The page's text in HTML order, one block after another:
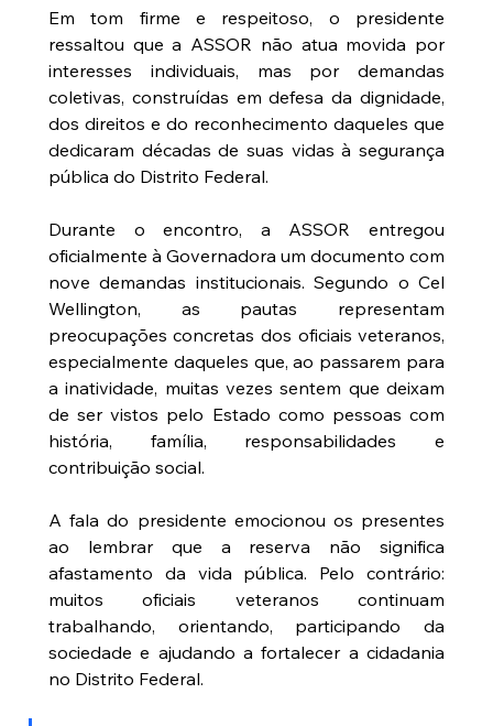
Em tom firme e respeitoso, o presidente
ressaltou que a ASSOR não atua movida por
interesses individuais, mas por demandas
coletivas, construídas em defesa da dignidade,
dos direitos e do reconhecimento daqueles que
dedicaram décadas de suas vidas à segurança
pública do Distrito Federal.
Durante o encontro, a ASSOR entregou
oficialmente à Governadora um documento com
nove demandas institucionais. Segundo o Cel
Wellington, as pautas representam
preocupações concretas dos oficiais veteranos,
especialmente daqueles que, ao passarem para
a inatividade, muitas vezes sentem que deixam
de ser vistos pelo Estado como pessoas com
história, família, responsabilidades e
contribuição social.
A fala do presidente emocionou os presentes
ao lembrar que a reserva não significa
afastamento da vida pública. Pelo contrário:
muitos oficiais veteranos continuam
trabalhando, orientando, participando da
sociedade e ajudando a fortalecer a cidadania
no Distrito Federal.